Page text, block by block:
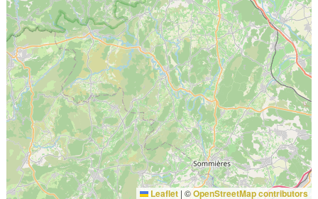
Leaflet | ©OpenStreetMap contributors